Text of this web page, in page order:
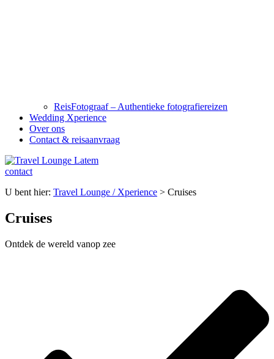
ReisFotograaf – Authentieke fotografiereizen
Wedding Xperience
Over ons
Contact & reisaanvraag
contact
U bent hier: Travel Lounge / Xperience > Cruises
Cruises
Ontdek de wereld vanop zee